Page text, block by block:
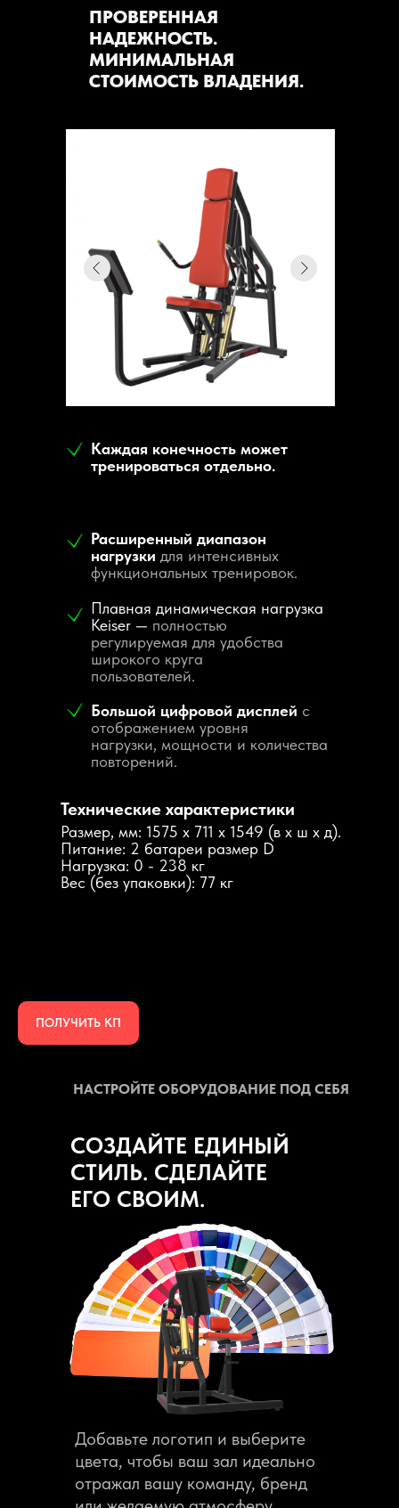
Tilda Publishing
Каждая конечность может
тренироваться отдельно.
Расширенный диапазон
нагрузки для интенсивных
функциональных тренировок.
Плавная динамическая нагрузка
Keiser — полностью
регулируемая для удобства
широкого круга
пользователей.
Большой цифровой дисплей с
отображением уровня
нагрузки, мощности и количества
повторений.
ПРОВЕРЕННАЯ
НАДЕЖНОСТЬ.
МИНИМАЛЬНАЯ
СТОИМОСТЬ ВЛАДЕНИЯ.
Технические характеристики
Размер, мм: 1575 х 711 х 1549 (в х ш х д).
Питание: 2 батареи размер D
Нагрузка: 0 - 238 кг
Вес (без упаковки): 77 кг
ПОЛУЧИТЬ КП
СОЗДАЙТЕ ЕДИНЫЙ
СТИЛЬ. СДЕЛАЙТЕ
ЕГО СВОИМ.
Добавьте логотип и выберите
цвета, чтобы ваш зал идеально
отражал вашу команду, бренд
НАСТРОЙТЕ ОБОРУДОВАНИЕ ПОД СЕБЯ